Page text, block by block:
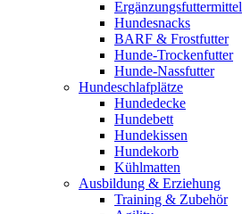
Ergänzungsfuttermittel
Hundesnacks
BARF & Frostfutter
Hunde-Trockenfutter
Hunde-Nassfutter
Hundeschlafplätze
Hundedecke
Hundebett
Hundekissen
Hundekorb
Kühlmatten
Ausbildung & Erziehung
Training & Zubehör